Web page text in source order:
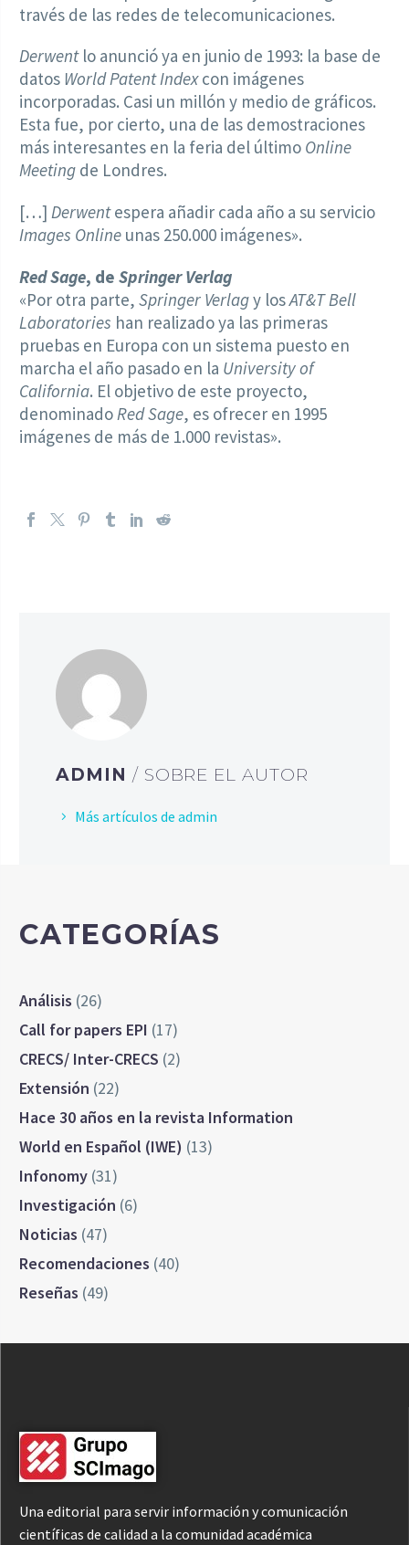
través de las redes de telecomunicaciones.
Derwentlo anunció ya en junio de 1993: la base de
datos World Patent Indexcon imágenes
incorporadas. Casi un millón y medio de gráficos.
Esta fue, por cierto, una de las demostraciones
más interesantes en la feria del último Online
Meeting de Londres.
[…] Derwentespera añadir cada año a su servicio
Images Online unas 250.000 imágenes».
Red Sage, de Springer Verlag
«Por otra parte, Springer Verlagy losAT&T Bell
Laboratories han realizado ya las primeras
pruebas en Europa con un sistema puesto en
marcha el año pasado en la University of
California. El objetivo de este proyecto,
denominadoRed Sage, es ofrecer en 1995
imágenes de más de 1.000 revistas».
ADMIN / SOBRE EL AUTOR
Más artículos de admin
CATEGORÍAS
Análisis (26)
Call for papers EPI (17)
CRECS/ Inter-CRECS (2)
Extensión (22)
Hace 30 años en la revista Information
World en Español (IWE) (13)
Infonomy (31)
Investigación (6)
Noticias (47)
Recomendaciones (40)
Reseñas (49)
Una editorial para servir información y comunicación
científicas de calidad a la comunidad académica